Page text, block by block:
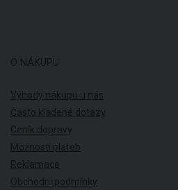
O NÁKUPU
Výhody nákupu u nás
Často kladené dotazy
Ceník dopravy
Možnosti plateb
Reklamace
Obchodní podmínky